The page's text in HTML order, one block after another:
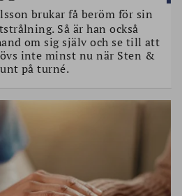
brukar få beröm för sin
Så är han också
om sig själv och se till att
inte minst nu när Sten &
på turné.